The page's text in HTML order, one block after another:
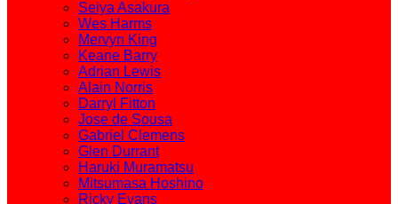
Seiya Asakura
Wes Harms
Mervyn King
Keane Barry
Adrian Lewis
Alain Norris
Darryl Fitton
Jose de Sousa
Gabriel Clemens
Glen Durrant
Haruki Muramatsu
Mitsumasa Hoshino
Ricky Evans